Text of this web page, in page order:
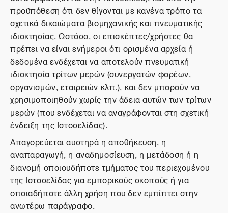
προϋπόθεση ότι δεν θίγονται με κανένα τρόπο τα
σχετικά δικαιώματα βιομηχανικής και πνευματικής
ιδιοκτησίας. Ωστόσο, οι επισκέπτες/χρήστες θα
πρέπει να είναι ενήμεροι ότι ορισμένα αρχεία ή
δεδομένα ενδέχεται να αποτελούν πνευματική
ιδιοκτησία τρίτων μερών (συνεργατών φορέων,
οργανισμών, εταιρειών κλπ.), και δεν μπορούν να
χρησιμοποιηθούν χωρίς την άδεια αυτών των τρίτων
μερών (που ενδέχεται να αναγράφονται στη σχετική
ένδειξη της Ιστοσελίδας).
Απαγορεύεται αυστηρά η αποθήκευση, η
αναπαραγωγή, η αναδημοσίευση, η μετάδοση ή η
διανομή οποιουδήποτε τμήματος του περιεχομένου
της Ιστοσελίδας για εμπορικούς σκοπούς ή για
οποιαδήποτε άλλη χρήση που δεν εμπίπτει στην
ανωτέρω παράγραφο.